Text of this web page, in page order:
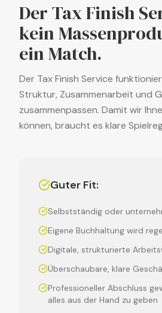
Der Tax Finish
kein
ein Match.
Der Tax Finish Service
Struktur, Zusammenarbeit und
zusammenpassen. Damit wir
können, braucht es klare
Guter Fit:
Selbstständig oder
Eigene Buchhaltung wird
Digitale, strukturierte
Überschaubare, klare
Professioneller Abschluss
alles aus der Hand zu geben